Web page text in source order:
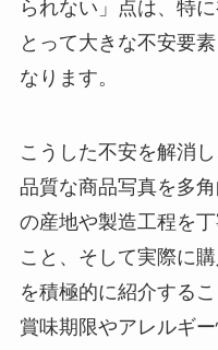
られない」点は、特
とって大きな不安要
なります。
こうした不安を解消
品質な商品写真を多
の産地や製造工程を
こと、そして実際に
を積極的に紹介する
賞味期限やアレルギ